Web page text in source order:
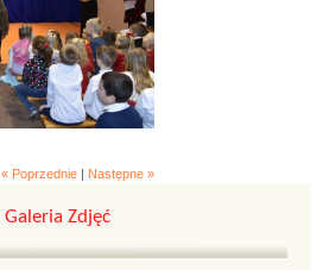
« Poprzednie| Następne »
Galeria Zdjęć